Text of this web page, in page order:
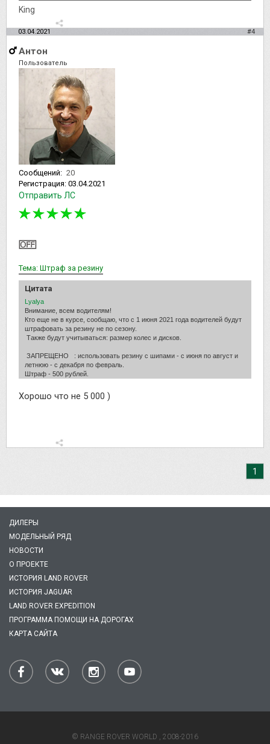
King
03.04.2021 #4
Антон
Пользователь
Сообщений: 20
Регистрация: 03.04.2021
Отправить ЛС
Тема: Штраф за резину
Цитата
Lyalya
Внимание, всем водителям!
Кто еще не в курсе, сообщаю, что с 1 июня 2021 года водителей будут
штрафовать за резину не по сезону.
Также будут учитываться: размер колес и дисков.
ЗАПРЕЩЕНО : использовать резину с шипами - с июня по август и
летнюю - с декабря по февраль.
Штраф - 500 рублей.
Хорошо что не 5 000 )
1
ДИЛЕРЫ
МОДЕЛЬНЫЙ РЯД
НОВОСТИ
О ПРОЕКТЕ
ИСТОРИЯ LAND ROVER
ИСТОРИЯ JAGUAR
LAND ROVER EXPEDITION
ПРОГРАММА ПОМОЩИ НА ДОРОГАХ
КАРТА САЙТА
© RANGE ROVER WORLD , 2008-2016